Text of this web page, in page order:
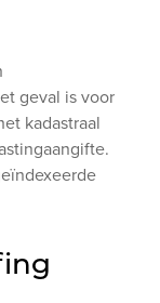
geval is voor
kadastraal